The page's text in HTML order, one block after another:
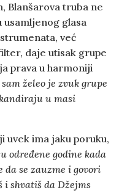
Blanšarova truba ne
glasa
već
daje utisak grupe
prava u harmoniji
želeo je zvuk grupe
u masi
uvek ima jaku poruku,
određene godine kada
da se zauzme i govori
i shvatiš da Džejms